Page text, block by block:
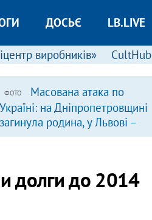
ДОСЬЄ LB.LIVE
виробників» CultHub
ФОТО
Масована атака по
Україні: на Дніпропетровщині
загинула родина, у Львові –
по багатоповерхівках
долги до 2014